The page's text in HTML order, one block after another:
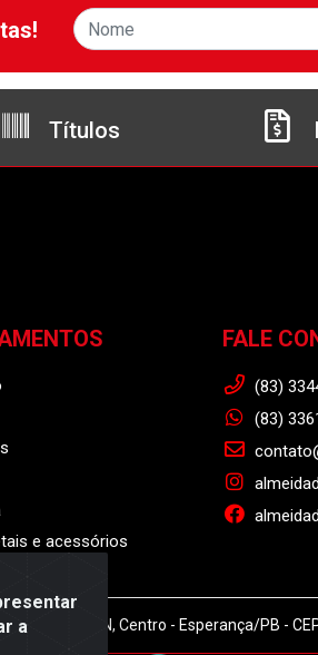
a
Títulos
e acessórios
FALE
(83)
(83)
BR 104, S/N, Centro - Esperança/PB -